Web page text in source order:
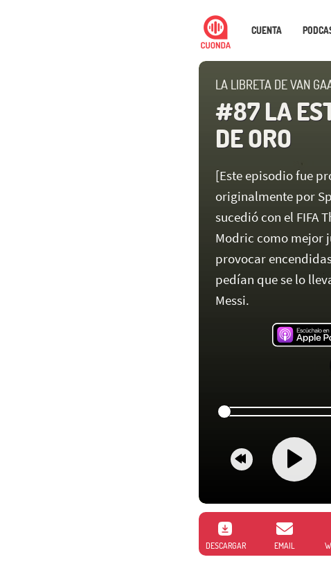
CUENTA
LA LIBRETA DE VAN
#87 LA
DE ORO
[Este episodio fue
originalmente por
sucedió con el FIFA
Modric como mejor
provocar
pedían que se lo
Messi.
DESCARGAR EMAIL